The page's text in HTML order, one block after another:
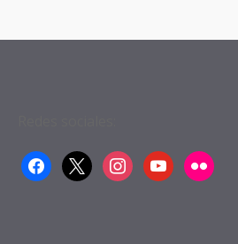
facebook
x instagramyoutubeflickr